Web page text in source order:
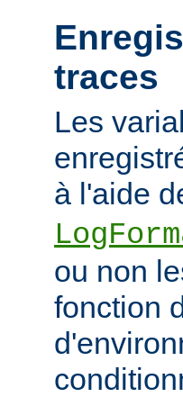
traces
Les
à l'aide
ou non
fonction